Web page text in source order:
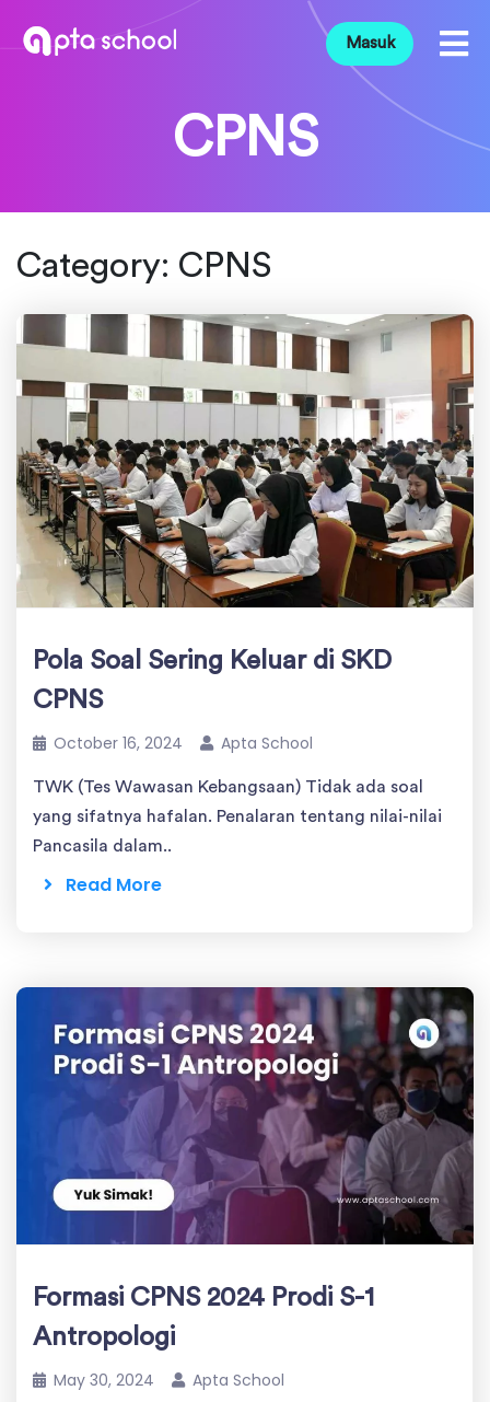
Masuk
CPNS
Category: CPNS
Pola Soal Sering Keluar di SKD
CPNS
October 16, 2024 Apta School
TWK (Tes Wawasan Kebangsaan) Tidak ada soal
yang sifatnya hafalan. Penalaran tentang nilai-nilai
Pancasila dalam..
Read More
Formasi CPNS 2024 Prodi S-1
Antropologi
May 30, 2024 Apta School